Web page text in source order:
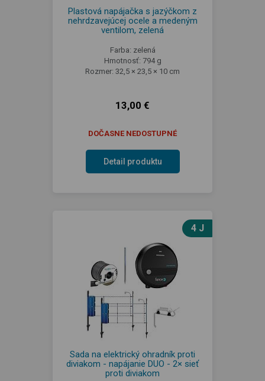
Plastová napájačka s jazýčkom z
nehrdzavejúcej ocele a medeným
ventilom, zelená
Farba: zelená
Hmotnosť: 794 g
Rozmer: 32,5 × 23,5 × 10 cm
13,00 €
DOČASNE NEDOSTUPNÉ
Detail produktu
4 J
Sada na elektrický ohradník proti
diviakom - napájanie DUO - 2× sieť
proti diviakom